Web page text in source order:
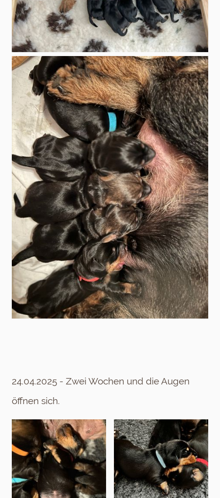
24.04.2025 - Zwei Wochen und die Augen
öffnen sich.